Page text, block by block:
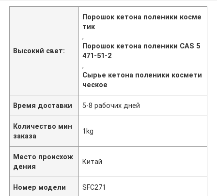
Высокий свет:
Порошок кетона поленики косме
тик
,
Порошок кетона поленики CAS 5
471-51-2
,
Сырье кетона поленики космети
ческое
Время доставки 5-8 рабочих дней
Количество мин
заказа
1kg
Место происхож
дения
Китай
Номер модели SFC271